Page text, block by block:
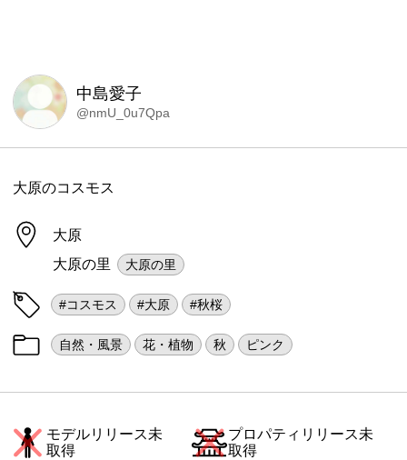
中島愛子
@nmU_0u7Qpa
大原のコスモス
大原
大原の里
大原の里
#コスモス #大原 #秋桜
自然・風景 花・植物 秋 ピンク
モデルリリース未
取得
プロパティリリース未
取得